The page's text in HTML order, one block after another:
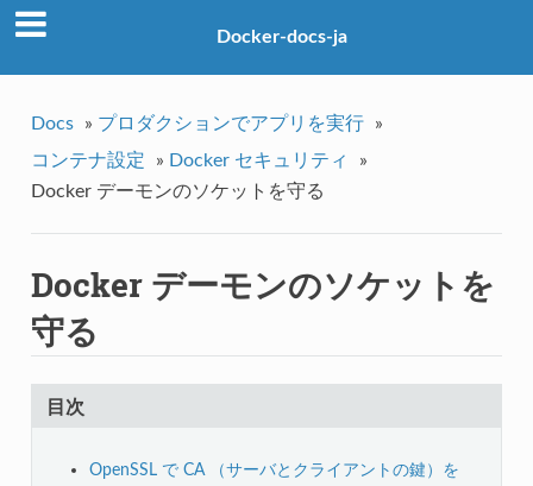
Docker-docs-ja
Docs » プロダクションでアプリを実行
»
コンテナ設定
» Docker セキュリティ
»
Docker デーモンのソケットを守る
Docker デーモンのソケットを
守る
目次
OpenSSL で CA （サーバとクライアントの鍵）を